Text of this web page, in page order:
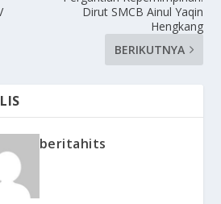
Dirut SMCB Ainul Yaqin
Hengkang
BERIKUTNYA
beritahits